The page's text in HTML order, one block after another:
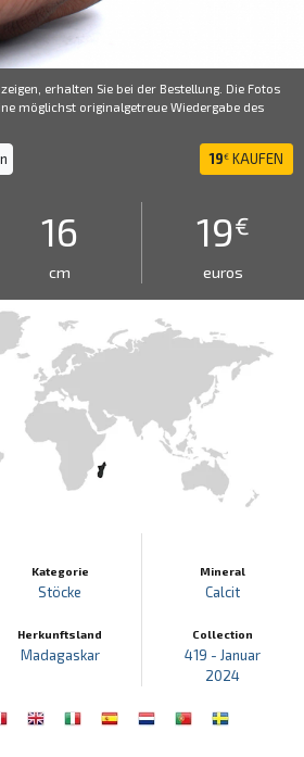
erhalten Sie bei der Bestellung. Die Fotos
möglichst originalgetreue Wiedergabe des
19€ KAUFEN
16
cm
19€
euros
Kategorie
Stöcke
Herkunftsland
Madagaskar
Mineral
Calcit
Collection
419 - Januar
2024